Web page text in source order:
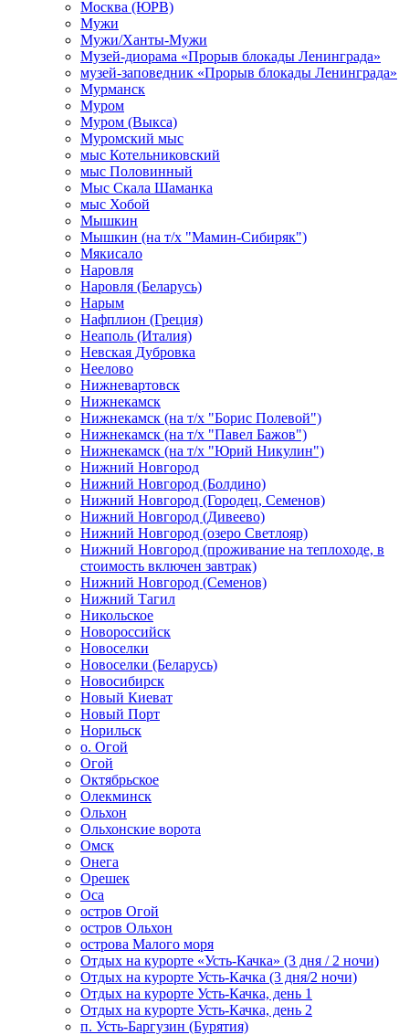
Москва (ЮРВ)
Мужи
Мужи/Ханты-Мужи
Музей-диорама «Прорыв блокады Ленинграда»
музей-заповедник «Прорыв блокады Ленинграда»
Мурманск
Муром
Муром (Выкса)
Муромский мыс
мыс Котельниковский
мыс Половинный
Мыс Скала Шаманка
мыс Хобой
Мышкин
Мышкин (на т/х "Мамин-Сибиряк")
Мякисало
Наровля
Наровля (Беларусь)
Нарым
Нафплион (Греция)
Неаполь (Италия)
Невская Дубровка
Неелово
Нижневартовск
Нижнекамск
Нижнекамск (на т/х "Борис Полевой")
Нижнекамск (на т/х "Павел Бажов")
Нижнекамск (на т/х "Юрий Никулин")
Нижний Новгород
Нижний Новгород (Болдино)
Нижний Новгород (Городец, Семенов)
Нижний Новгород (Дивеево)
Нижний Новгород (озеро Светлояр)
Нижний Новгород (проживание на теплоходе, в
стоимость включен завтрак)
Нижний Новгород (Семенов)
Нижний Тагил
Никольское
Новороссийск
Новоселки
Новоселки (Беларусь)
Новосибирск
Новый Киеват
Новый Порт
Норильск
о. Огой
Огой
Октябрьское
Олекминск
Ольхон
Ольхонские ворота
Омск
Онега
Орешек
Оса
остров Огой
остров Ольхон
острова Малого моря
Отдых на курорте «Усть-Качка» (3 дня / 2 ночи)
Отдых на курорте Усть-Качка (3 дня/2 ночи)
Отдых на курорте Усть-Качка, день 1
Отдых на курорте Усть-Качка, день 2
п. Усть-Баргузин (Бурятия)